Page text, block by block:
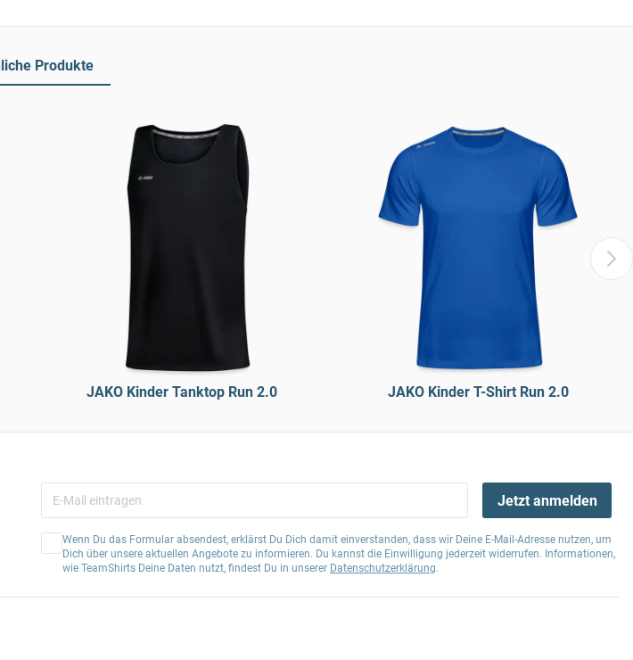
Produkte
JAKO Kinder Tanktop Run 2.0 JAKO Kinder T-Shirt Run 2.0
Jetzt anmelden
Wenn Du das Formular absendest, erklärst Du Dich damit einverstanden, dass wir Deine E-Mail-Adresse nutzen, um
Dich über unsere aktuellen Angebote zu informieren. Du kannst die Einwilligung jederzeit widerrufen. Informationen,
wie TeamShirts Deine Daten nutzt, findest Du in unserer Datenschutzerklärung.